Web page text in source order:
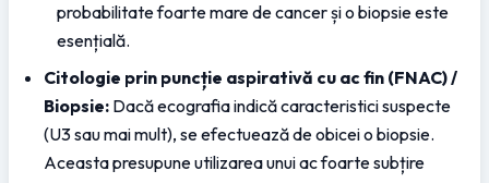
probabilitate foarte mare de cancer și o biopsie este
esențială.
Citologie prin puncție aspirativă cu ac fin (FNAC) /
Biopsie: Dacă ecografia indică caracteristici suspecte
(U3 sau mai mult), se efectuează de obicei o biopsie.
Aceasta presupune utilizarea unui ac foarte subțire